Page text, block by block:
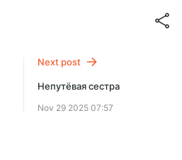
миллионами
UNLOCK POST
Next post
Непутёвая сестра
Nov 29 2025 07:57